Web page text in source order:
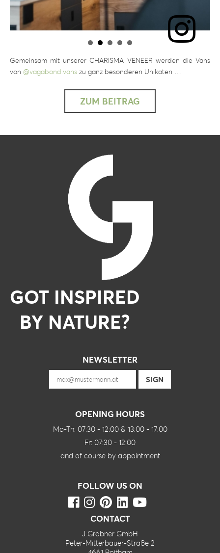
Gemeinsam mit unserer CHARISMA VENEER werden die Vans
von @vagabond.vans zu ganz besonderen Unikaten …
ZUM BEITRAG
GOT INSPIRED
BY NATURE?
NEWSLETTER
OPENING HOURS
Mo-Th: 07:30 - 12:00 & 13:00 - 17:00
Fr: 07:30 - 12:00
and of course by appointment
FOLLOW US ON
CONTACT
J Grabner GmbH
Peter-Mitterbauer-Straße 2